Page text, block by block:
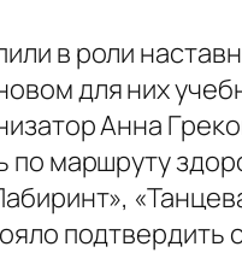
в роли
для них
Анна
маршруту
подтвердить